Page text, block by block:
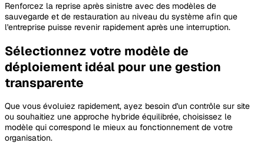
Renforcez la reprise après sinistre avec des modèles de
sauvegarde et de restauration au niveau du système afin que
l'entreprise puisse revenir rapidement après une interruption.
Sélectionnez votre modèle de
déploiement idéal pour une gestion
transparente
Que vous évoluiez rapidement, ayez besoin d'un contrôle sur site
ou souhaitiez une approche hybride équilibrée, choisissez le
modèle qui correspond le mieux au fonctionnement de votre
organisation.